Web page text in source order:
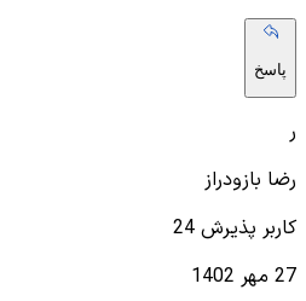
پاسخ
ر
رضا بازودراز
کاربر پذیرش 24
27 مهر 1402